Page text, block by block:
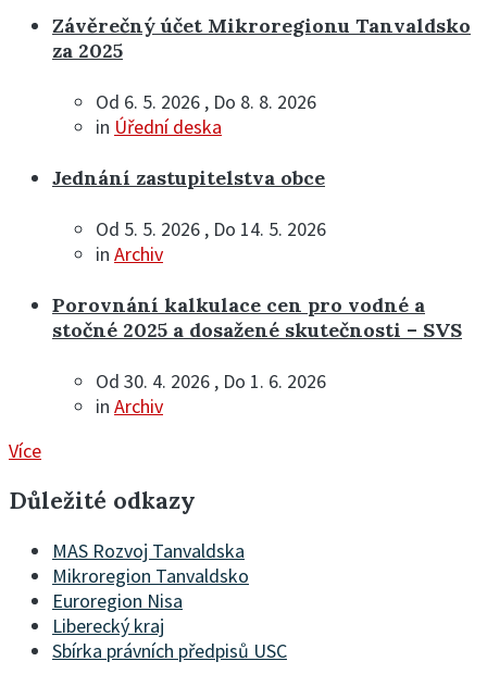
Závěrečný účet Mikroregionu Tanvaldsko
za 2025
Od 6. 5. 2026 , Do 8. 8. 2026
in Úřední deska
Jednání zastupitelstva obce
Od 5. 5. 2026 , Do 14. 5. 2026
in Archiv
Porovnání kalkulace cen pro vodné a
stočné 2025 a dosažené skutečnosti – SVS
Od 30. 4. 2026 , Do 1. 6. 2026
in Archiv
Více
Důležité odkazy
MAS Rozvoj Tanvaldska
Mikroregion Tanvaldsko
Euroregion Nisa
Liberecký kraj
Sbírka právních předpisů USC